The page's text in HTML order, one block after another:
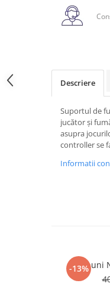
Descriere
Suportul de
jucător și
asupra
controller se
Informatii
-13%
Carbuni